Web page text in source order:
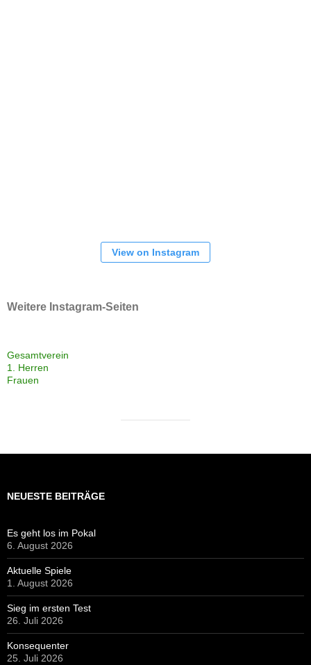
View on Instagram
Weitere Instagram-Seiten
Gesamtverein
1. Herren
Frauen
NEUESTE BEITRÄGE
Es geht los im Pokal
6. August 2026
Aktuelle Spiele
1. August 2026
Sieg im ersten Test
26. Juli 2026
Konsequenter
25. Juli 2026